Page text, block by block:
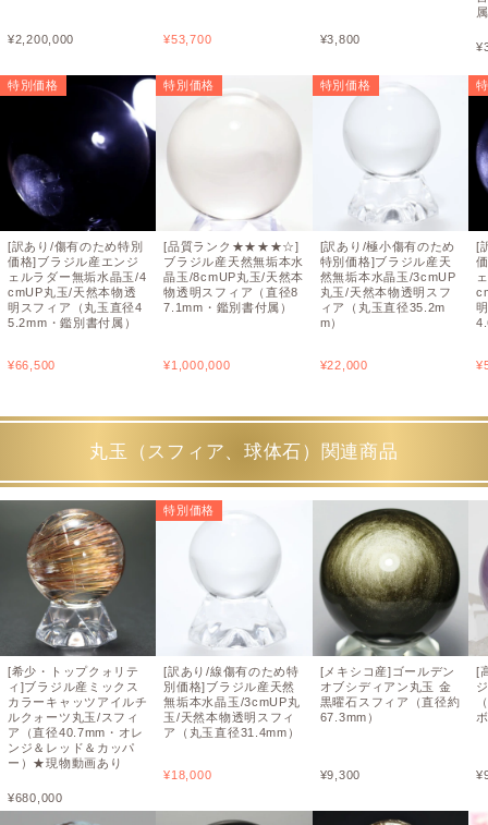
¥2,200,000
特別価格
[訳あり/傷有のため特別
価格]ブラジル産エンジ
ェルラダー無垢水晶玉/4
cmUP丸玉/天然本物透
明スフィア（丸玉直径4
5.2mm・鑑別書付属）
¥66,500
¥53,700
特別価格
[品質ランク★★★★☆]
ブラジル産天然無垢本水
晶玉/8cmUP丸玉/天然本
物透明スフィア（直径8
7.1mm・鑑別書付属）
¥1,000,000
¥3,800
特別価格
[訳あり/極小傷有のため
特別価格]ブラジル産天
然無垢本水晶玉/3cmUP
丸玉/天然本物透明スフ
ィア（丸玉直径35.2m
m）
¥22,000
¥
[
¥
丸玉（スフィア、球体石）関連商品
[希少・トップクォリテ
ィ]ブラジル産ミックス
カラーキャッツアイルチ
ルクォーツ丸玉/スフィ
ア（直径40.7mm・オレ
ンジ＆レッド＆カッパ
ー）★現物動画あり
¥680,000
特別価格
[訳あり/線傷有のため特
別価格]ブラジル産天然
無垢本水晶玉/3cmUP丸
玉/天然本物透明スフィ
ア（丸玉直径31.4mm）
¥18,000
[メキシコ産]ゴールデン
オブシディアン丸玉 金
黒曜石スフィア（直径約
67.3mm）
¥9,300
[
¥